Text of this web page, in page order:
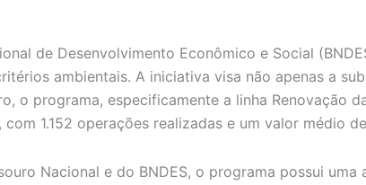
de Desenvolvimento Econômico e Social
ambientais. A iniciativa visa não apenas a
o programa, especificamente a linha Renovação
1.152 operações realizadas e um valor médio
Nacional e do BNDES, o programa possui